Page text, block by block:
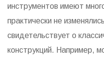
инструментов имеют
практически не
свидетельствует о
конструкций. Например,